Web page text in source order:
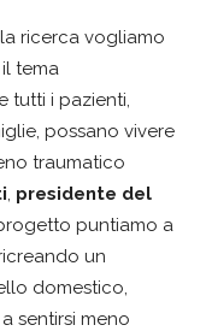
ricerca vogliamo
tema
tutti i pazienti,
possano vivere
traumatico
, presidente del
puntiamo a
un
domestico,
sentirsi meno